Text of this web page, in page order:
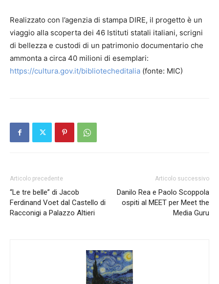
Realizzato con l’agenzia di stampa DIRE, il progetto è un
viaggio alla scoperta dei 46 Istituti statali italiani, scrigni
di bellezza e custodi di un patrimonio documentario che
ammonta a circa 40 milioni di esemplari:
https://cultura.gov.it/bibliotecheditalia (fonte: MIC)
Articolo precedente
“Le tre belle” di Jacob
Ferdinand Voet dal Castello di
Racconigi a Palazzo Altieri
Articolo successivo
Danilo Rea e Paolo Scoppola
ospiti al MEET per Meet the
Media Guru